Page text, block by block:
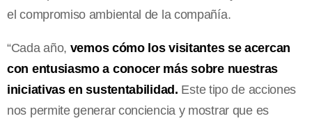
el compromiso ambiental de la compañía.
“Cada año, vemos cómo los visitantes se acercan
con entusiasmo a conocer más sobre nuestras
iniciativas en sustentabilidad. Este tipo de acciones
nos permite generar conciencia y mostrar que es